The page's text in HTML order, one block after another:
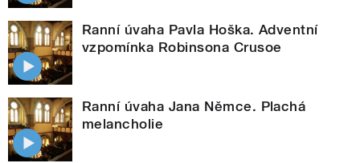
Ranní úvaha Pavla Hoška. Adventní
vzpomínka Robinsona Crusoe
Ranní úvaha Jana Němce. Plachá
melancholie